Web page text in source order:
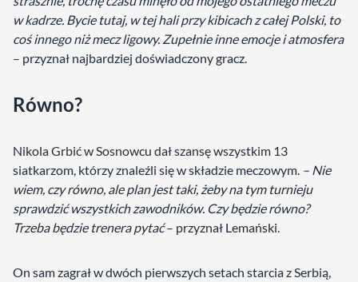
w kadrze. Bycie tutaj, w tej hali przy kibicach z całej Polski, to
coś innego niż mecz ligowy. Zupełnie inne emocje i atmosfera
– przyznał najbardziej doświadczony gracz.
Równo?
Nikola Grbić w Sosnowcu dał szansę wszystkim 13
siatkarzom, którzy znaleźli się w składzie meczowym. – Nie
wiem, czy równo, ale plan jest taki, żeby na tym turnieju
sprawdzić wszystkich zawodników. Czy będzie równo?
Trzeba będzie trenera pytać– przyznał Lemański.
On sam zagrał w dwóch pierwszych setach starcia z Serbią,